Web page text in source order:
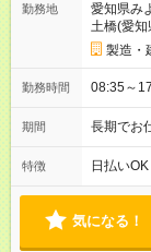
勤務地
愛知県み
土橋(愛
製造・
勤務時間 08:35～
期間 長期でお
特徴 日払いOK
気になる！